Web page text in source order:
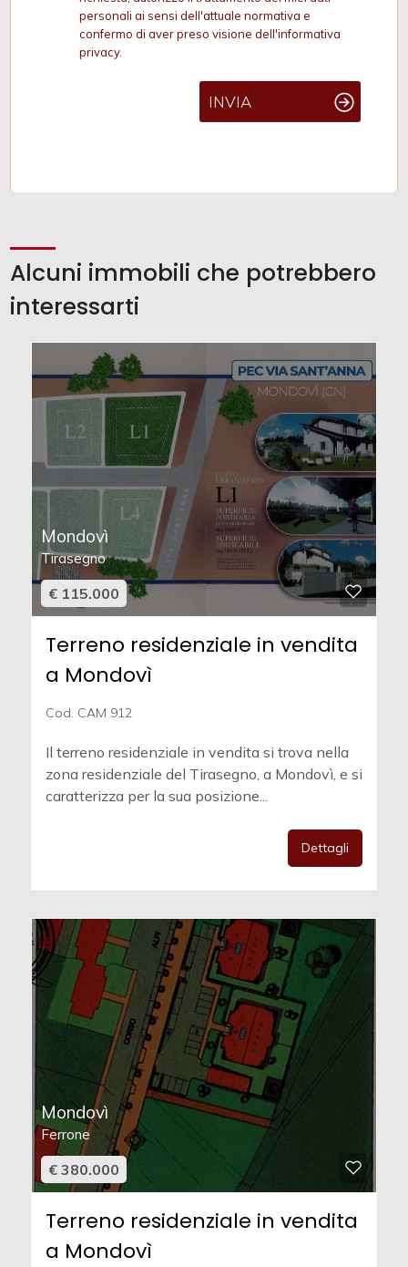
personali ai sensi dell'attuale normativa e
confermo di aver preso visione dell'informativa
privacy.
INVIA
Alcuni immobili che potrebbero
interessarti
Mondovì
Tirasegno
€ 115.000
Terreno residenziale in vendita
a Mondovì
Cod. CAM 912
Il terreno residenziale in vendita si trova nella
zona residenziale del Tirasegno, a Mondovì, e si
caratterizza per la sua posizione...
Dettagli
Mondovì
Ferrone
€ 380.000
Terreno residenziale in vendita
a Mondovì